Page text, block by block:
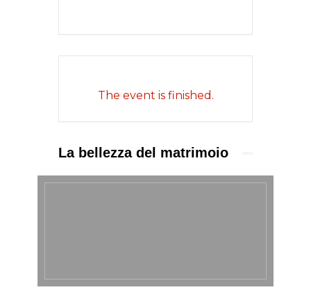
The event is finished.
La bellezza del matrimoio